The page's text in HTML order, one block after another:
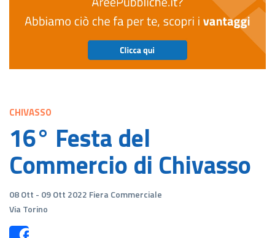
CHIVASSO
16° Festa del
Commercio di Chivasso
08 Ott - 09 Ott 2022 Fiera Commerciale
Via Torino